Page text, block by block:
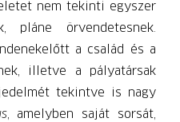
nem tekinti egyszer
pláne örvendetesnek.
a család és a
illetve a pályatársak
tekintve is nagy
, amelyben saját sorsát,